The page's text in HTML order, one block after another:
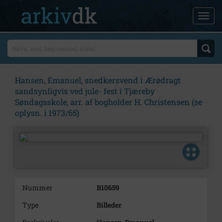
Hansen, Emanuel, snedkersvend i Ærødragt
sandsynligvis ved jule- fest i Tjæreby
Søndagsskole, arr. af bogholder H. Christensen (se
oplysn. i 1973/65)
Nummer
B10659
Type
Billeder